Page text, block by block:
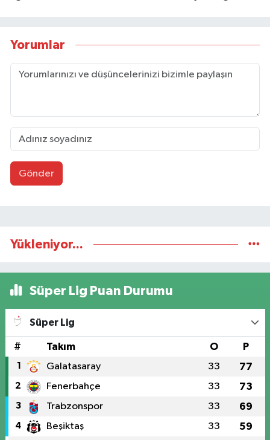
Yorumlar
Gönder
Yükleniyor...
Süper Lig Puan Durumu
Süper Lig
# Takım O P
1 Galatasaray 33 77
2 Fenerbahçe 33 73
3 Trabzonspor 33 69
4 Beşiktaş 33 59